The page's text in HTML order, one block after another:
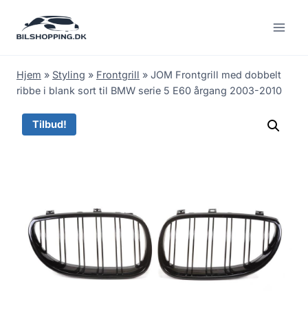
Hjem » Styling » Frontgrill » JOM Frontgrill med dobbelt
ribbe i blank sort til BMW serie 5 E60 årgang 2003-2010
Tilbud!